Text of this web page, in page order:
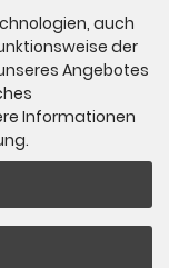
auch
der
Angebotes
Informationen